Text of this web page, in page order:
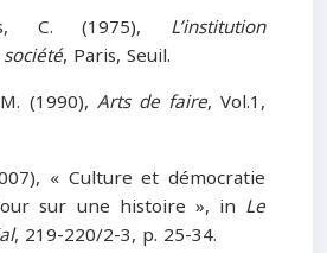
C. (1975), L’institution
, Paris, Seuil.
(1990), Arts de faire, Vol.1,
« Culture et démocratie
sur une histoire », in Le
, 219-220/2-3, p. 25-34.